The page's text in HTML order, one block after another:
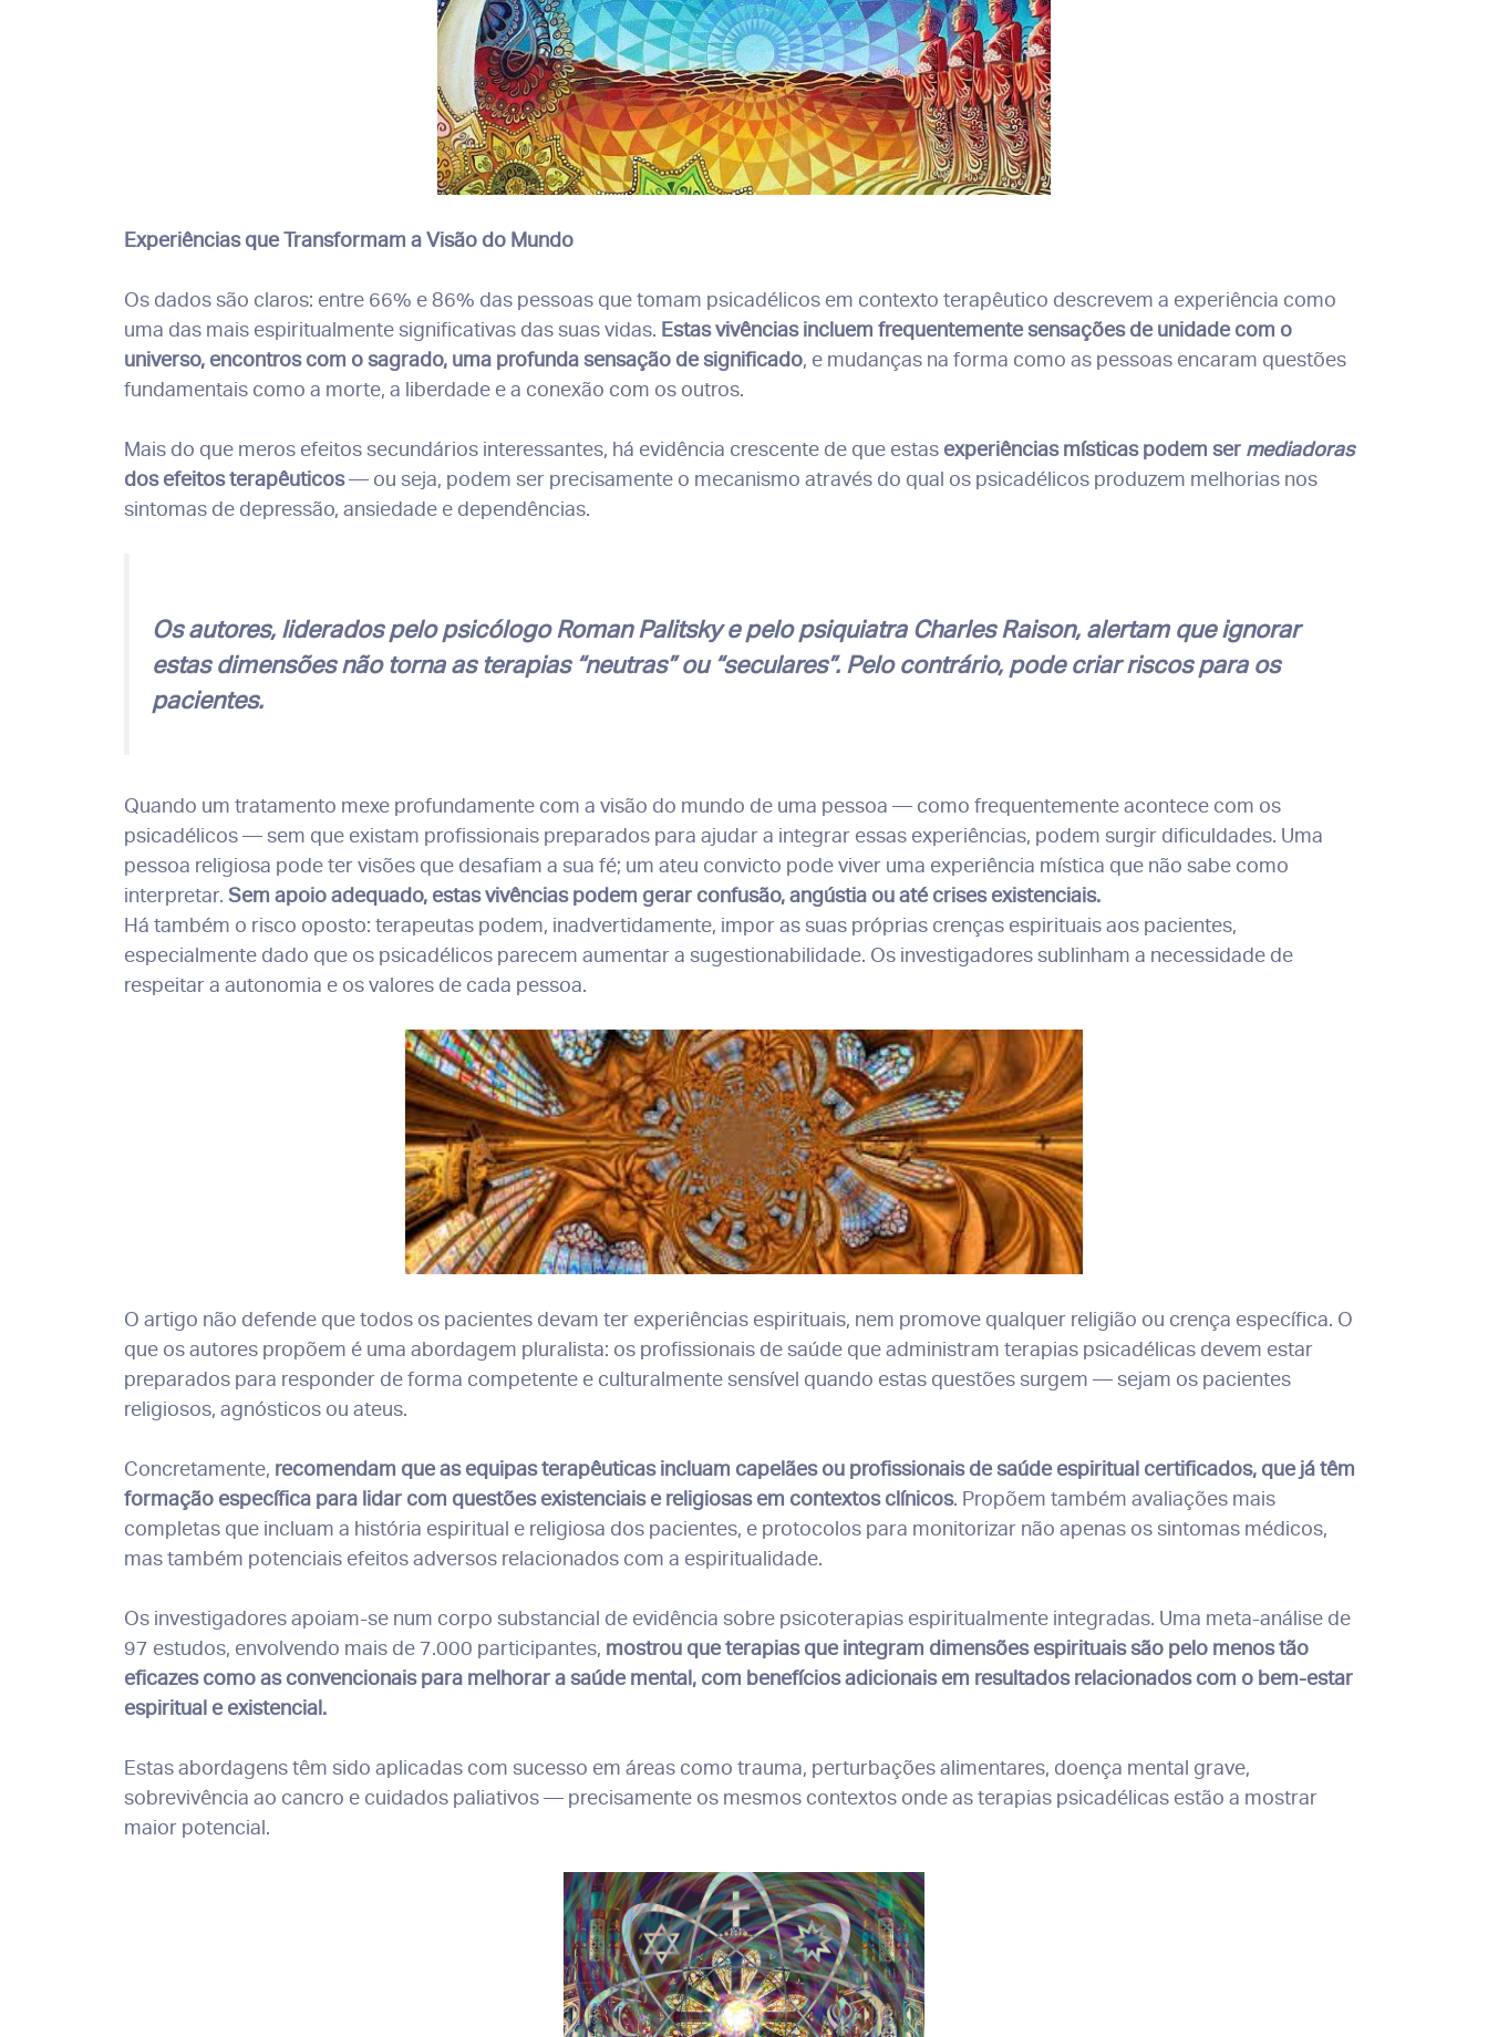
Experiências que Transformam a Visão do Mundo
Os dados são claros: entre 66% e 86% das pessoas que tomam psicadélicos em contexto terapêutico descrevem a experiência como
uma das mais espiritualmente significativas das suas vidas. Estas vivências incluem frequentemente sensações de unidade com o
universo, encontros com o sagrado, uma profunda sensação de significado, e mudanças na forma como as pessoas encaram questões
fundamentais como a morte, a liberdade e a conexão com os outros.
Mais do que meros efeitos secundários interessantes, há evidência crescente de que estas experiências místicas podem ser mediadoras
dos efeitos terapêuticos— ou seja, podem ser precisamente o mecanismo através do qual os psicadélicos produzem melhorias nos
sintomas de depressão, ansiedade e dependências.
Os autores, liderados pelo psicólogo Roman Palitsky e pelo psiquiatra Charles Raison, alertam que ignorar
estas dimensões não torna as terapias “neutras” ou “seculares”. Pelo contrário, pode criar riscos para os
pacientes.
Quando um tratamento mexe profundamente com a visão do mundo de uma pessoa — como frequentemente acontece com os
psicadélicos — sem que existam profissionais preparados para ajudar a integrar essas experiências, podem surgir dificuldades. Uma
pessoa religiosa pode ter visões que desafiam a sua fé; um ateu convicto pode viver uma experiência mística que não sabe como
interpretar. Sem apoio adequado, estas vivências podem gerar confusão, angústia ou até crises existenciais.
Há também o risco oposto: terapeutas podem, inadvertidamente, impor as suas próprias crenças espirituais aos pacientes,
especialmente dado que os psicadélicos parecem aumentar a sugestionabilidade. Os investigadores sublinham a necessidade de
respeitar a autonomia e os valores de cada pessoa.
O artigo não defende que todos os pacientes devam ter experiências espirituais, nem promove qualquer religião ou crença específica. O
que os autores propõem é uma abordagem pluralista: os profissionais de saúde que administram terapias psicadélicas devem estar
preparados para responder de forma competente e culturalmente sensível quando estas questões surgem — sejam os pacientes
religiosos, agnósticos ou ateus.
Concretamente, recomendam que as equipas terapêuticas incluam capelães ou profissionais de saúde espiritual certificados, que já têm
formação específica para lidar com questões existenciais e religiosas em contextos clínicos. Propõem também avaliações mais
completas que incluam a história espiritual e religiosa dos pacientes, e protocolos para monitorizar não apenas os sintomas médicos,
mas também potenciais efeitos adversos relacionados com a espiritualidade.
Os investigadores apoiam-se num corpo substancial de evidência sobre psicoterapias espiritualmente integradas. Uma meta-análise de
97 estudos, envolvendo mais de 7.000 participantes, mostrou que terapias que integram dimensões espirituais são pelo menos tão
eficazes como as convencionais para melhorar a saúde mental, com benefícios adicionais em resultados relacionados com o bem-estar
espiritual e existencial.
Estas abordagens têm sido aplicadas com sucesso em áreas como trauma, perturbações alimentares, doença mental grave,
sobrevivência ao cancro e cuidados paliativos — precisamente os mesmos contextos onde as terapias psicadélicas estão a mostrar
maior potencial.